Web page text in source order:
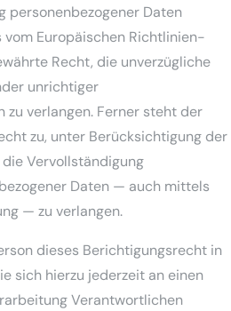
personenbezogener Daten
Europäischen Richtlinien-
Recht, die unverzügliche
unrichtiger
zu verlangen. Ferner steht der
zu, unter Berücksichtigung der
Vervollständigung
Daten — auch mittels
— zu verlangen.
dieses Berichtigungsrecht in
sich hierzu jederzeit an einen
Verantwortlichen